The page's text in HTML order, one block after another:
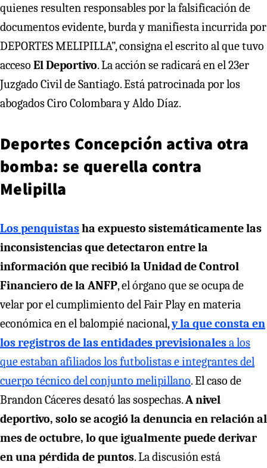
quienes resulten responsables por la falsificación de
documentos evidente, burda y manifiesta incurrida por
DEPORTES MELIPILLA”, consigna el escrito al que tuvo
acceso El Deportivo. La acción se radicará en el 23er
Juzgado Civil de Santiago. Está patrocinada por los
abogados Ciro Colombara y Aldo Díaz.
Deportes Concepción activa otra
bomba: se querella contra
Melipilla
Los penquistasha expuesto sistemáticamente las
inconsistencias que detectaron entre la
información que recibió la Unidad de Control
Financiero de la ANFP, el órgano que se ocupa de
velar por el cumplimiento del Fair Play en materia
económica en el balompié nacional,y la que consta en
los registros de las entidades previsionalesa los
que estaban afiliados los futbolistas e integrantes del
cuerpo técnico del conjunto melipillano. El caso de
Brandon Cáceres desató las sospechas.A nivel
deportivo, solo se acogió la denuncia en relación al
mes de octubre, lo que igualmente puede derivar
en una pérdida de puntos. La discusión está